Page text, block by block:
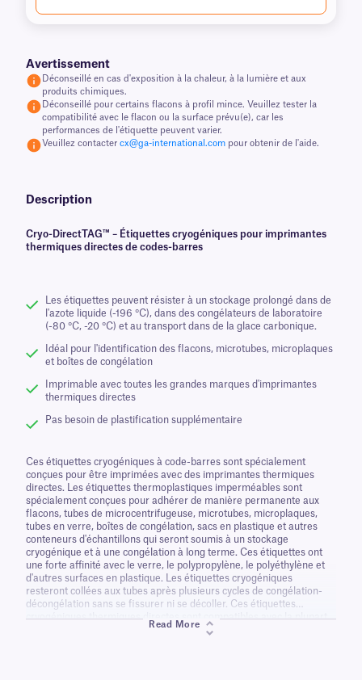
Avertissement
Déconseillé en cas d'exposition à la chaleur, à la lumière et aux
produits chimiques.
Déconseillé pour certains flacons à profil mince. Veuillez tester la
compatibilité avec le flacon ou la surface prévu(e), car les
performances de l'étiquette peuvent varier.
Veuillez contacter cx@ga-international.com pour obtenir de l'aide.
Description
Cryo-DirectTAG™ – Étiquettes cryogéniques pour imprimantes
thermiques directes de codes-barres
Les étiquettes peuvent résister à un stockage prolongé dans de
l'azote liquide (-196 °C), dans des congélateurs de laboratoire
(-80 °C, -20 °C) et au transport dans de la glace carbonique.
Idéal pour l'identification des flacons, microtubes, microplaques
et boîtes de congélation
Imprimable avec toutes les grandes marques d'imprimantes
thermiques directes
Pas besoin de plastification supplémentaire
Ces étiquettes cryogéniques à code-barres sont spécialement
conçues pour être imprimées avec des imprimantes thermiques
directes. Les étiquettes thermoplastiques imperméables sont
spécialement conçues pour adhérer de manière permanente aux
flacons, tubes de microcentrifugeuse, microtubes, microplaques,
tubes en verre, boîtes de congélation, sacs en plastique et autres
conteneurs d'échantillons qui seront soumis à un stockage
cryogénique et à une congélation à long terme. Ces étiquettes ont
une forte affinité avec le verre, le polypropylène, le polyéthylène et
d'autres surfaces en plastique. Les étiquettes cryogéniques
resteront collées aux tubes après plusieurs cycles de congélation-
décongélation sans se fissurer ni se décoller. Ces étiquettes
cryogéniques thermiques directes sont compatibles avec la plupart
des systèmes de stockage cryogéniques sans aucun obstacle ni
Read More